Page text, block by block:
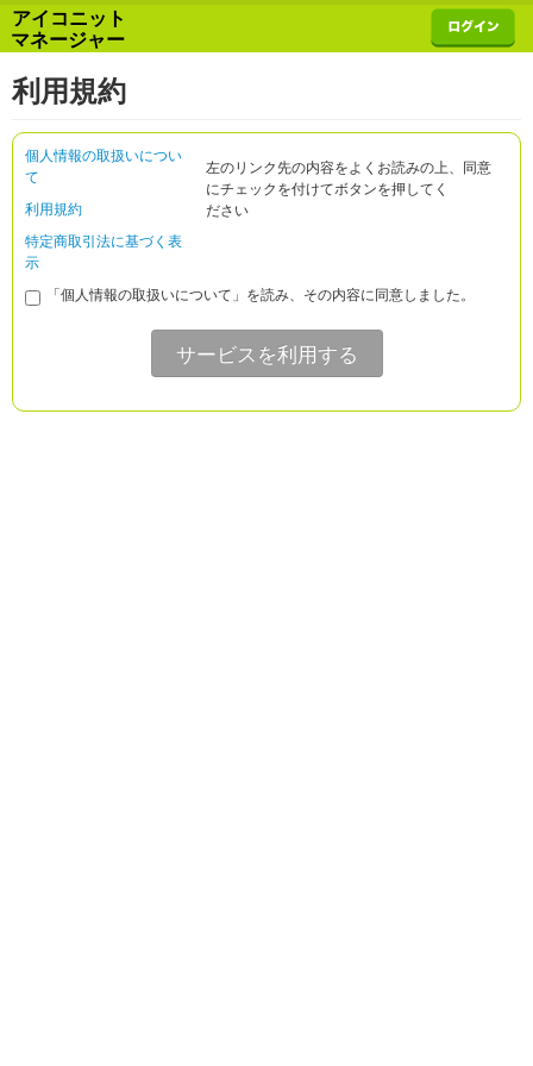
アイコニット
マネージャー
利用規約
個人情報の取扱いについ
て
利用規約
特定商取引法に基づく表
示
左のリンク先の内容をよくお読みの上、同意
にチェックを付けてボタンを押してく
ださい
「個人情報の取扱いについて」を読み、その内容に同意しました。